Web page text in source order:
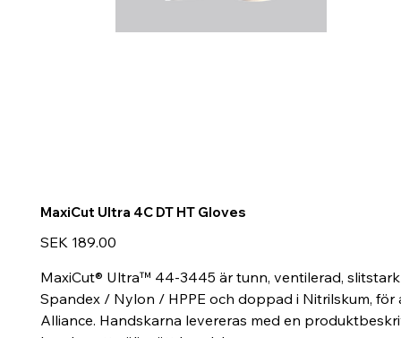
MaxiCut Ultra 4C DT HT Gloves
Price
SEK 189.00
MaxiCut® Ultra™ 44-3445 är tunn, ventilerad,
Spandex / Nylon / HPPE och doppad i Nitrilskum, för
Alliance. Handskarna levereras med en